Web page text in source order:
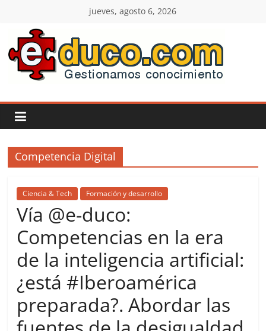
contenido
jueves, agosto 6, 2026
E-
duco:
Gestión
del
Conocimiento
Learn
more.
Do
Be
more.
Competencia Digital
Ciencia & Tech Formación y desarrollo
Vía @e-duco:
Competencias en la era
de la inteligencia artificial:
¿está #Iberoamérica
preparada?. Abordar las